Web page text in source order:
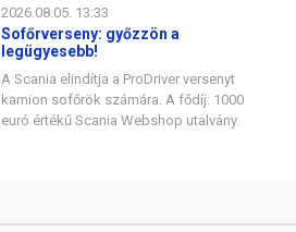
2026.08.05. 13:33
Sofőrverseny: győzzön a
legügyesebb!
A Scania elindítja a ProDriver versenyt
kamion sofőrök számára. A fődíj: 1000
euró értékű Scania Webshop utalvány.